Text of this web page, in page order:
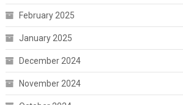
February 2025
January 2025
December 2024
November 2024